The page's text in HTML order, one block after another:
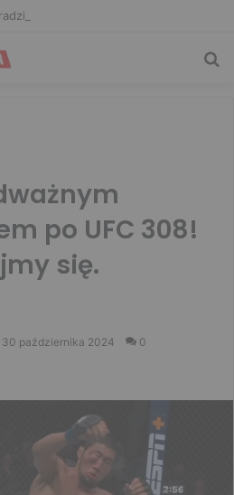
po UFC 308!
się.
30 października 2024 0